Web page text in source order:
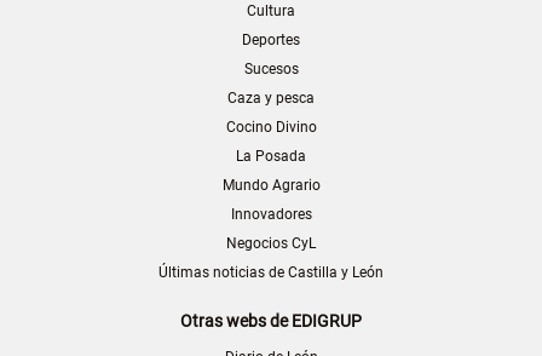
Cultura
Deportes
Sucesos
Caza y pesca
Cocino Divino
La Posada
Mundo Agrario
Innovadores
Negocios CyL
Últimas noticias de Castilla y León
Otras webs de EDIGRUP